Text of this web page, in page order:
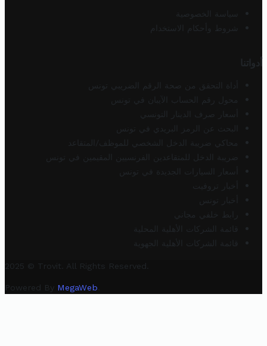
سياسة الخصوصية
شروط وأحكام الاستخدام
أدواتنا
أداة التحقق من صحة الرقم الضريبي تونس
محول رقم الحساب الآيبان في تونس
أسعار صرف الدينار التونسي
البحث عن الرمز البريدي في تونس
محاكي ضريبة الدخل الشخصي للموظف/المتقاعد
ضريبة الدخل للمتقاعدين الفرنسيين المقيمين في تونس
أسعار السيارات الجديدة في تونس
أخبار تروفيت
أخبار تونس
رابط خلفي مجاني
قائمة الشركات الأهلية المحلية
قائمة الشركات الأهلية الجهوية
2025 © Trovit. All Rights Reserved.
Powered By MegaWeb